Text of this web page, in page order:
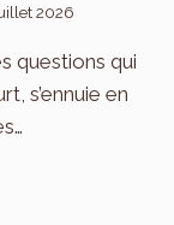
2026
questions qui
s’ennuie en